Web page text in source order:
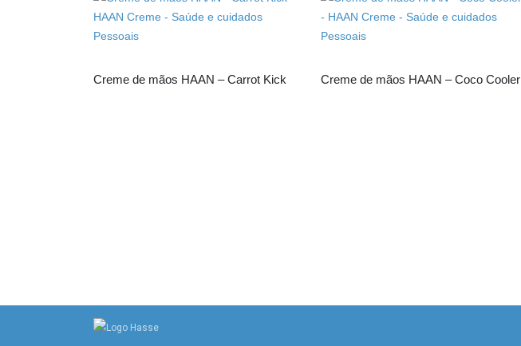
Creme de mãos HAAN – Carrot Kick Creme de mãos HAAN – Coco Cooler